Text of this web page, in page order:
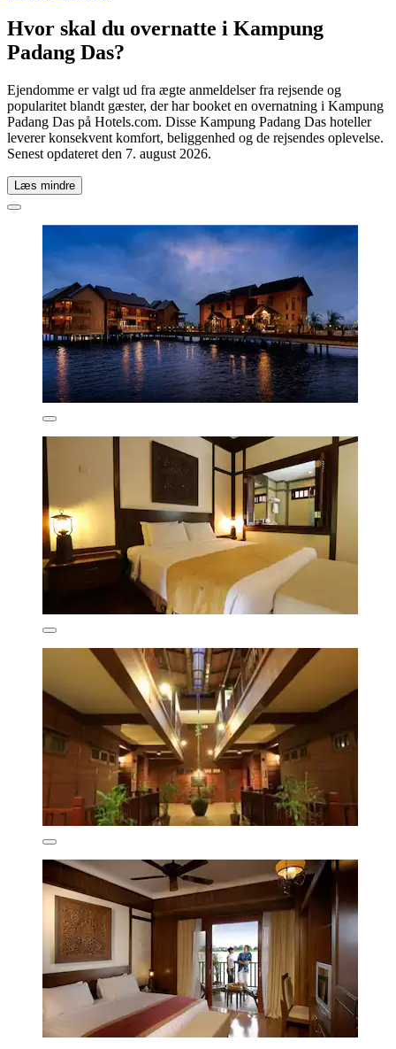
Hvor skal du overnatte i Kampung
Padang Das?
Ejendomme er valgt ud fra ægte anmeldelser fra rejsende og
popularitet blandt gæster, der har booket en overnatning i Kampung
Padang Das på Hotels.com. Disse Kampung Padang Das hoteller
leverer konsekvent komfort, beliggenhed og de rejsendes oplevelse.
Senest opdateret den 7. august 2026.
Læs mindre